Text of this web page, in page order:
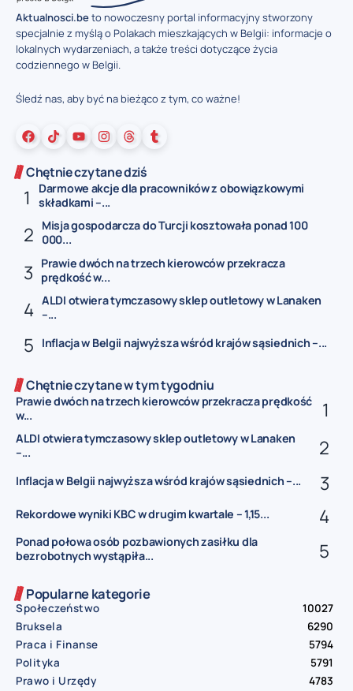
Aktualnosci.beto nowoczesny portal informacyjny stworzony
specjalnie z myślą o Polakach mieszkających w Belgii: informacje o
lokalnych wydarzeniach, a także treści dotyczące życia
codziennego w Belgii.
Śledź nas, aby być na bieżąco z tym, co ważne!
Chętnie czytane dziś
Darmowe akcje dla pracowników z obowiązkowymi
składkami –...
Misja gospodarcza do Turcji kosztowała ponad 100
000...
Prawie dwóch na trzech kierowców przekracza
prędkość w...
ALDI otwiera tymczasowy sklep outletowy w Lanaken
–...
Inflacja w Belgii najwyższa wśród krajów sąsiednich –...
Chętnie czytane w tym tygodniu
Prawie dwóch na trzech kierowców przekracza prędkość
w...
ALDI otwiera tymczasowy sklep outletowy w Lanaken
–...
Inflacja w Belgii najwyższa wśród krajów sąsiednich –...
Rekordowe wyniki KBC w drugim kwartale – 1,15...
Ponad połowa osób pozbawionych zasiłku dla
bezrobotnych wystąpiła...
Popularne kategorie
Społeczeństwo
10027
Bruksela
6290
Praca i Finanse
5794
Polityka
5791
Prawo i Urzędy
4783